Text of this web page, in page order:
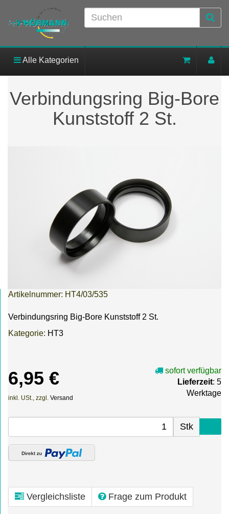
Alle Kategorien
Verbindungsring Big-Bore
Kunststoff 2 St.
Artikelnummer: HT4/03/535
Verbindungsring Big-Bore Kunststoff 2 St.
Kategorie: HT3
6,95 €
inkl. USt., zzgl. Versand
sofort verfügbar
Lieferzeit: 5
Werktage
Stk
Vergleichsliste Frage zum Produkt